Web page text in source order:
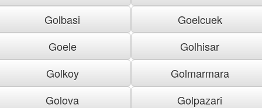
Golbasi
Goelcuek
Goele
Golhisar
Golkoy
Golmarmara
Golova
Golpazari